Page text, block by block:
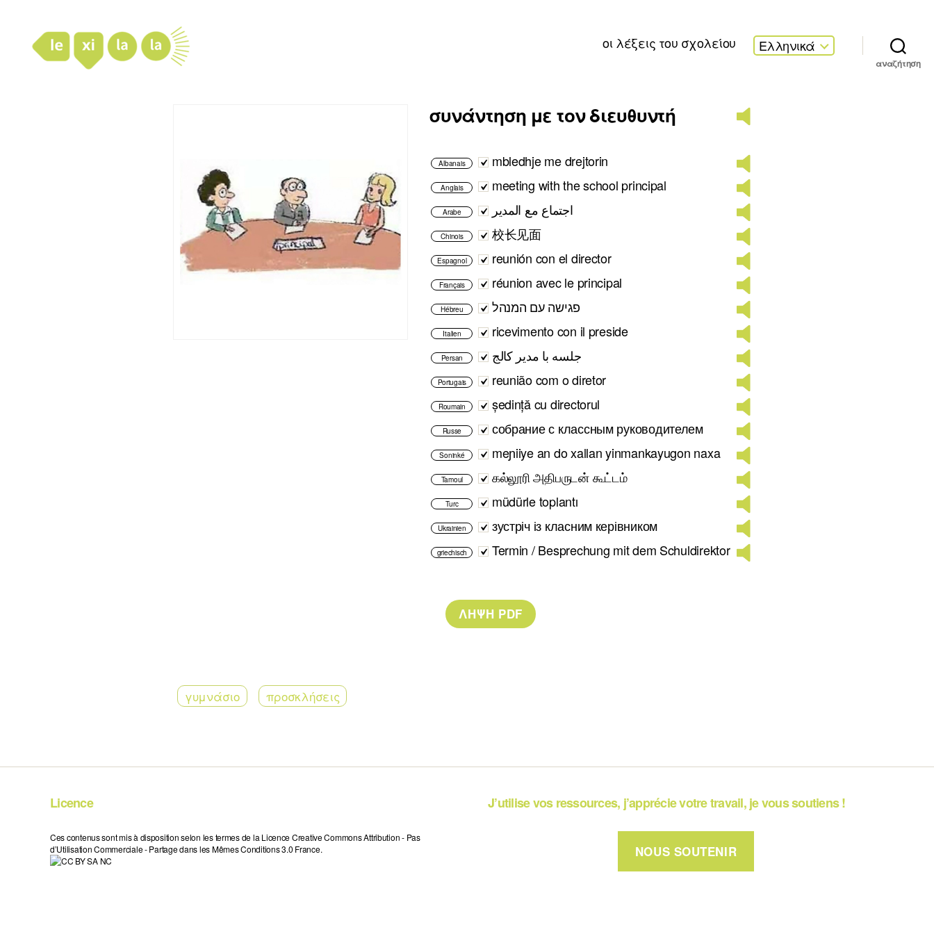
οι λέξεις του σχολείου Ελληνικά
αναζήτηση
συνάντηση με τον διευθυντή
Albanais mbledhje me drejtorin
Anglais meeting with the school principal
Arabe اجتماع مع المدير
Chinois 校长见面
Espagnol reunión con el director
Français réunion avec le principal
Hébreu פגישה עם המנהל
Italien ricevimento con il preside
Persan جلسه با مدیر کالج
Portugais reunião com o diretor
Roumain ședință cu directorul
Russe собрание с классным руководителем
Soninké meɲiiye an do xallan yinmankayugon naxa
Tamoul கல்லூரி அதிபருடன் கூட்டம்
Turc müdürle toplantı
Ukrainien зустріч із класним керівником
griechisch Termin / Besprechung mit dem Schuldirektor
γυμνάσιο προσκλήσεις
Licence
Ces contenus sont mis à disposition selon les termes de la Licence Creative Commons Attribution - Pas
d’Utilisation Commerciale - Partage dans les Mêmes Conditions 3.0 France.
J’utilise vos ressources, j’apprécie votre travail, je vous soutiens !
NOUS SOUTENIR